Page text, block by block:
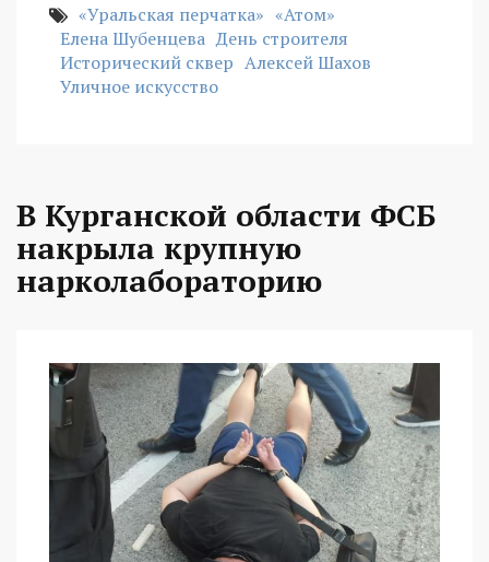
«Уральская перчатка» «Атом»
Елена Шубенцева День строителя
Исторический сквер Алексей Шахов
Уличное искусство
В Курганской области ФСБ
накрыла крупную
нарколабораторию